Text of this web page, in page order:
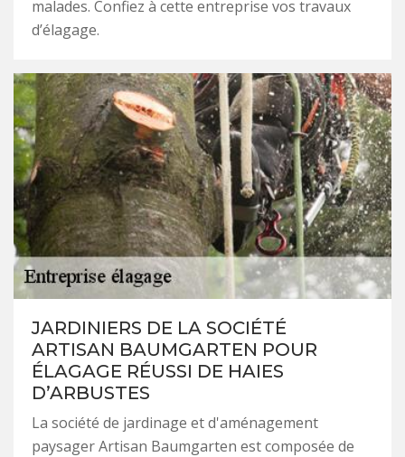
malades. Confiez à cette entreprise vos travaux
d’élagage.
JARDINIERS DE LA SOCIÉTÉ
ARTISAN BAUMGARTEN POUR
ÉLAGAGE RÉUSSI DE HAIES
D’ARBUSTES
La société de jardinage et d'aménagement
paysager Artisan Baumgarten est composée de